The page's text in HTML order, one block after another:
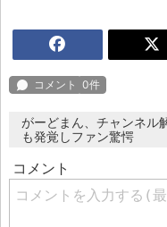
がーどまん、チャンネル
も発覚しファン驚愕